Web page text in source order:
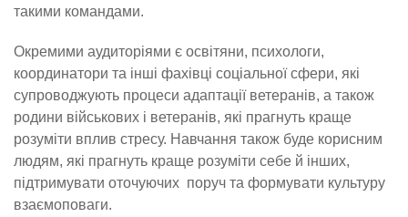
такими командами.
Окремими аудиторіями є освітяни, психологи,
координатори та інші фахівці соціальної сфери, які
супроводжують процеси адаптації ветеранів, а також
родини військових і ветеранів, які прагнуть краще
розуміти вплив стресу. Навчання також буде корисним
людям, які прагнуть краще розуміти себе й інших,
підтримувати оточуючих поруч та формувати культуру
взаємоповаги.